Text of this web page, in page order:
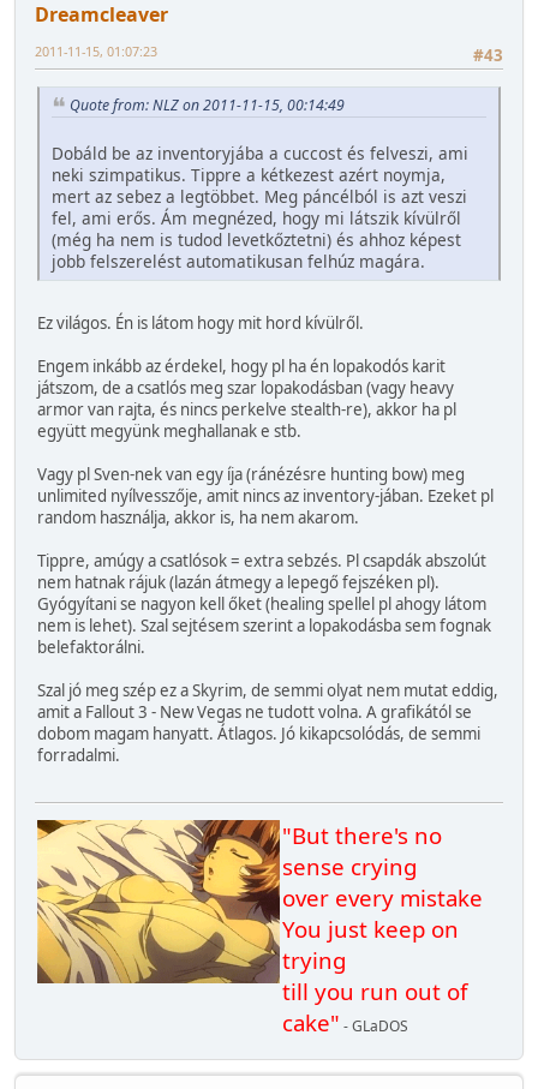
Dreamcleaver
#43
2011-11-15, 01:07:23
Quote from: NLZ on 2011-11-15, 00:14:49
Dobáld be az inventoryjába a cuccost és felveszi, ami
neki szimpatikus. Tippre a kétkezest azért noymja,
mert az sebez a legtöbbet. Meg páncélból is azt veszi
fel, ami erős. Ám megnézed, hogy mi látszik kívülről
(még ha nem is tudod levetkőztetni) és ahhoz képest
jobb felszerelést automatikusan felhúz magára.
Ez világos. Én is látom hogy mit hord kívülről.
Engem inkább az érdekel, hogy pl ha én lopakodós karit
játszom, de a csatlós meg szar lopakodásban (vagy heavy
armor van rajta, és nincs perkelve stealth-re), akkor ha pl
együtt megyünk meghallanak e stb.
Vagy pl Sven-nek van egy íja (ránézésre hunting bow) meg
unlimited nyílvesszője, amit nincs az inventory-jában. Ezeket pl
random használja, akkor is, ha nem akarom.
Tippre, amúgy a csatlósok = extra sebzés. Pl csapdák abszolút
nem hatnak rájuk (lazán átmegy a lepegő fejszéken pl).
Gyógyítani se nagyon kell őket (healing spellel pl ahogy látom
nem is lehet). Szal sejtésem szerint a lopakodásba sem fognak
belefaktorálni.
Szal jó meg szép ez a Skyrim, de semmi olyat nem mutat eddig,
amit a Fallout 3 - New Vegas ne tudott volna. A grafikától se
dobom magam hanyatt. Átlagos. Jó kikapcsolódás, de semmi
forradalmi.
"But there's no
sense crying
over every mistake
You just keep on
trying
till you run out of
cake" - GLaDOS